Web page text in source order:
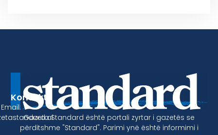
Gazeta Standard është portali zyrtar i gazetës se
përditshme "Standard". Parimi ynë është informimi i
Kontakt
Email: